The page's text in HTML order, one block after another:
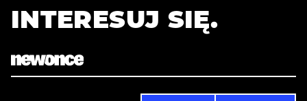
INTERESUJ SIĘ.